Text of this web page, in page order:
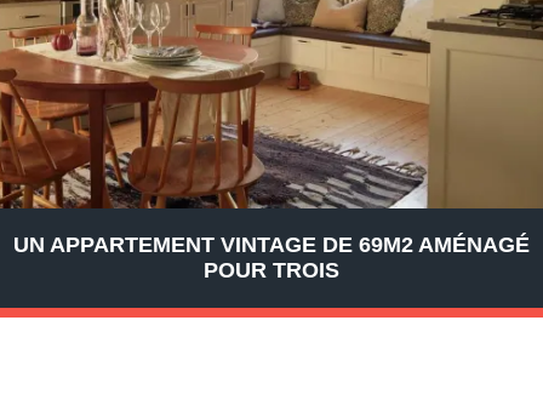
UN APPARTEMENT VINTAGE DE 69M2 AMÉNAGÉ
POUR TROIS